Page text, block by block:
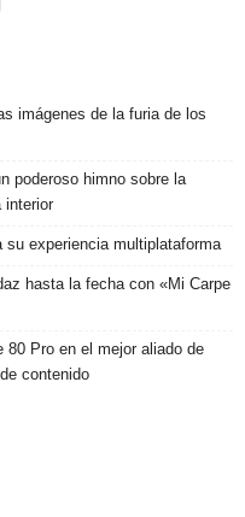
imágenes de la furia de los
poderoso himno sobre la
interior
experiencia multiplataforma
hasta la fecha con «Mi Carpe
Pro en el mejor aliado de
contenido